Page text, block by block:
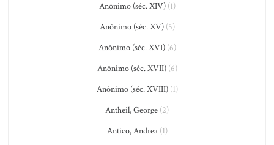
Anônimo (séc. XIV)(1)
Anônimo (séc. XV)(5)
Anônimo (séc. XVI)(6)
Anônimo (séc. XVII)(6)
Anônimo (séc. XVIII)(1)
Antheil, George (2)
Antico, Andrea(1)